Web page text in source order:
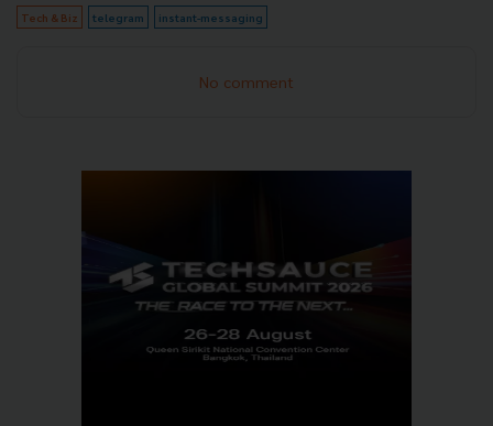
Tech & Biz telegram instant-messaging
No comment